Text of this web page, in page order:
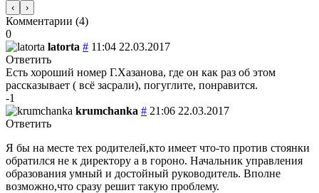
‹ ›
Комментарии (4)
0
latorta # 11:04 22.03.2017
Ответить
Есть хороший номер Г.Хазанова, где он как раз об этом
рассказывает ( всё засрали), погуглите, понравится.
-1
krumchanka # 21:06 22.03.2017
Ответить
Я бы на месте тех родителей,кто имеет что-то против стоянки
обратился не к директору а в гороно. Начальник управления
образования умный и достойный руководитель. Вполне
возможно,что сразу решит такую проблему.